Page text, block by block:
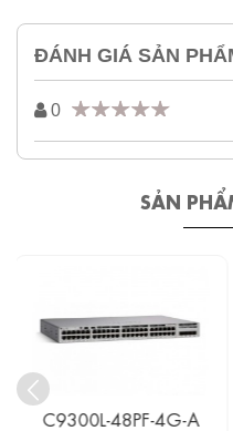
ĐÁNH GIÁ SẢN
0
SẢN
C9300L-48PF-4X-A